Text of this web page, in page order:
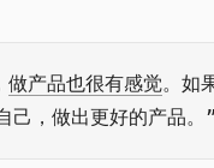
做产品也很有感觉。如
己，做出更好的产品。”